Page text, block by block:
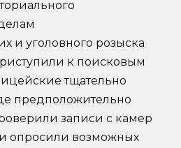
и уголовного розыска
к поисковым
тщательно
предположительно
записи с камер
опросили возможных